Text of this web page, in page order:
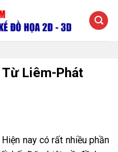
Liêm-Phát
Hiện nay có rất nhiều phần